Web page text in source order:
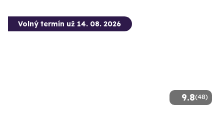
9.8(48)
Volný termín už 14. 08. 2026